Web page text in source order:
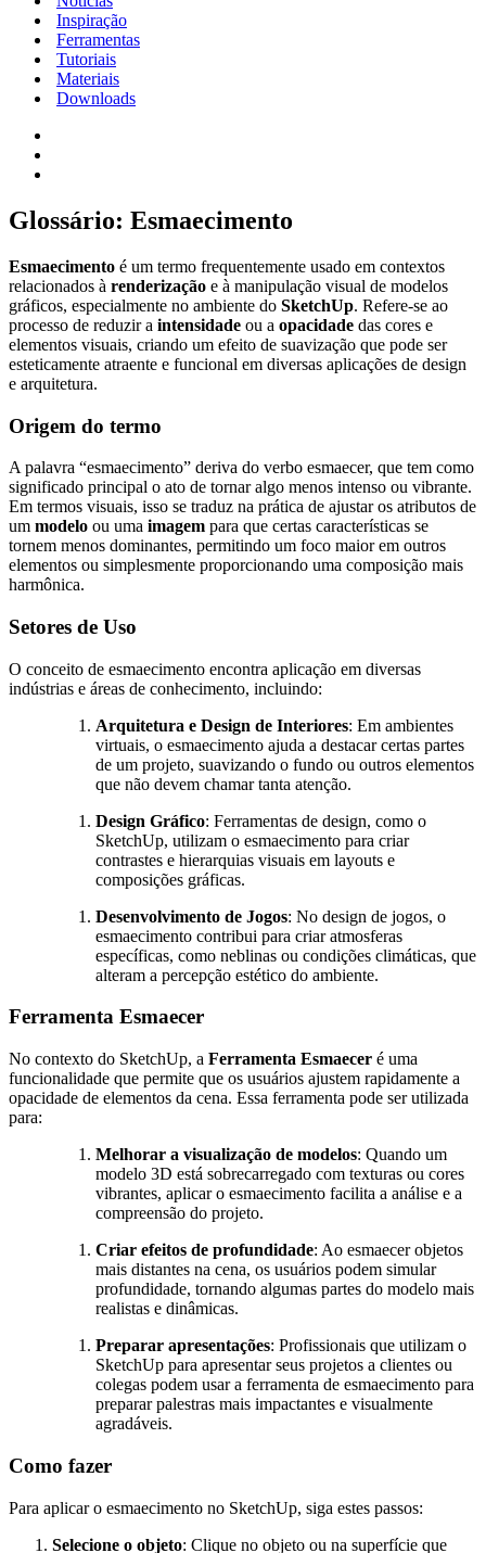
Inspiração
Ferramentas
Tutoriais
Materiais
Downloads
Glossário: Esmaecimento
Esmaecimento é um termo frequentemente usado em contextos
relacionados à renderização e à manipulação visual de modelos
gráficos, especialmente no ambiente do SketchUp. Refere-se ao
processo de reduzir a intensidade ou a opacidade das cores e
elementos visuais, criando um efeito de suavização que pode ser
esteticamente atraente e funcional em diversas aplicações de design
e arquitetura.
Origem do termo
A palavra “esmaecimento” deriva do verbo esmaecer, que tem como
significado principal o ato de tornar algo menos intenso ou vibrante.
Em termos visuais, isso se traduz na prática de ajustar os atributos de
um modelo ou uma imagem para que certas características se
tornem menos dominantes, permitindo um foco maior em outros
elementos ou simplesmente proporcionando uma composição mais
harmônica.
Setores de Uso
O conceito de esmaecimento encontra aplicação em diversas
indústrias e áreas de conhecimento, incluindo:
Arquitetura e Design de Interiores: Em ambientes
virtuais, o esmaecimento ajuda a destacar certas partes
de um projeto, suavizando o fundo ou outros elementos
que não devem chamar tanta atenção.
Design Gráfico: Ferramentas de design, como o
SketchUp, utilizam o esmaecimento para criar
contrastes e hierarquias visuais em layouts e
composições gráficas.
Desenvolvimento de Jogos: No design de jogos, o
esmaecimento contribui para criar atmosferas
específicas, como neblinas ou condições climáticas, que
alteram a percepção estético do ambiente.
Ferramenta Esmaecer
No contexto do SketchUp, a Ferramenta Esmaecer é uma
funcionalidade que permite que os usuários ajustem rapidamente a
opacidade de elementos da cena. Essa ferramenta pode ser utilizada
para:
Melhorar a visualização de modelos: Quando um
modelo 3D está sobrecarregado com texturas ou cores
vibrantes, aplicar o esmaecimento facilita a análise e a
compreensão do projeto.
Criar efeitos de profundidade: Ao esmaecer objetos
mais distantes na cena, os usuários podem simular
profundidade, tornando algumas partes do modelo mais
realistas e dinâmicas.
Preparar apresentações: Profissionais que utilizam o
SketchUp para apresentar seus projetos a clientes ou
colegas podem usar a ferramenta de esmaecimento para
preparar palestras mais impactantes e visualmente
agradáveis.
Como fazer
Para aplicar o esmaecimento no SketchUp, siga estes passos:
Selecione o objeto: Clique no objeto ou na superfície que